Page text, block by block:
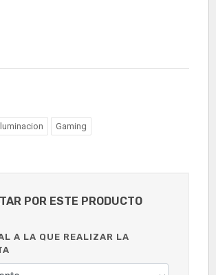
Gaming
POR ESTE PRODUCTO
A LA QUE REALIZAR LA